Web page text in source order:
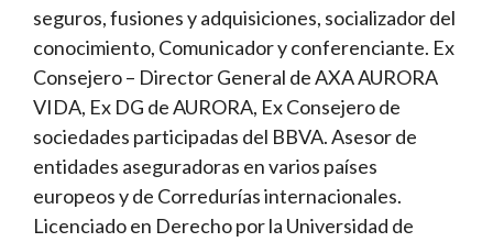
seguros, fusiones y adquisiciones, socializador del
conocimiento, Comunicador y conferenciante. Ex
Consejero – Director General de AXA AURORA
VIDA, Ex DG de AURORA, Ex Consejero de
sociedades participadas del BBVA. Asesor de
entidades aseguradoras en varios países
europeos y de Corredurías internacionales.
Licenciado en Derecho por la Universidad de